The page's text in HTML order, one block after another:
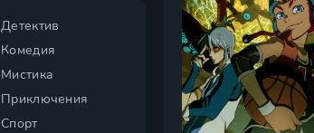
Детектив
Комедия
Мистика
Приключения
Спорт